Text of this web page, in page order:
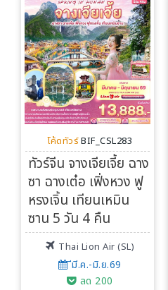
โค้ดทัวร์ BIF_CSL283
ทัวร์จีน จางเจียเจี้ย ฉาง
ซา ฉางเต๋อ เฟิ่งหวง ฟู
หรงเจิ้น เทียนเหมิน
ซาน 5 วัน 4 คืน
Thai Lion Air (SL)
ีมี.ค.-มิ.ย.69
ลด 200